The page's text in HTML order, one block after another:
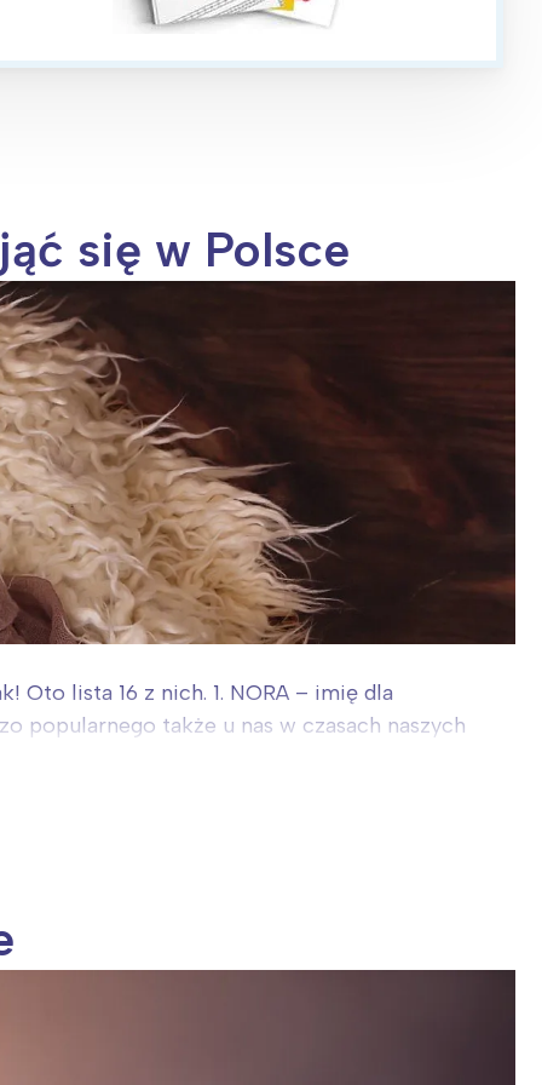
się w Polsce
Oto lista 16 z nich. 1. NORA – imię dla
popularnego także u nas w czasach naszych